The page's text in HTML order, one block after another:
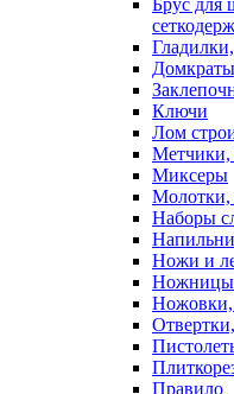
Брус для
Ключи
Лом
Миксеры
Молотки,
Наборы
Ножи и
Ножницы
Ножовки,
Правило